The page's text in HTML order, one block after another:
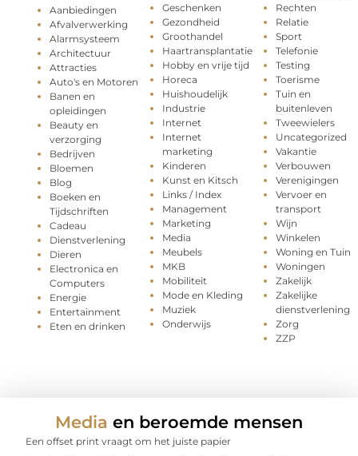
Aanbiedingen
Afvalverwerking
Alarmsysteem
Architectuur
Attracties
Auto's en Motoren
Banen en
opleidingen
Beauty en
verzorging
Bedrijven
Bloemen
Blog
Boeken en
Tijdschriften
Cadeau
Dienstverlening
Dieren
Electronica en
Computers
Energie
Entertainment
Eten en drinken
Geschenken
Gezondheid
Groothandel
Haartransplantatie
Hobby en vrije tijd
Horeca
Huishoudelijk
Industrie
Internet
Internet
marketing
Kinderen
Kunst en Kitsch
Links / Index
Management
Marketing
Media
Meubels
MKB
Mobiliteit
Mode en Kleding
Muziek
Onderwijs
Rechten
Relatie
Sport
Telefonie
Testing
Toerisme
Tuin en
buitenleven
Tweewielers
Uncategorized
Vakantie
Verbouwen
Verenigingen
Vervoer en
transport
Wijn
Winkelen
Woning en Tuin
Woningen
Zakelijk
Zakelijke
dienstverlening
Zorg
ZZP
Media en beroemde mensen
Een offset print vraagt om het juiste papier